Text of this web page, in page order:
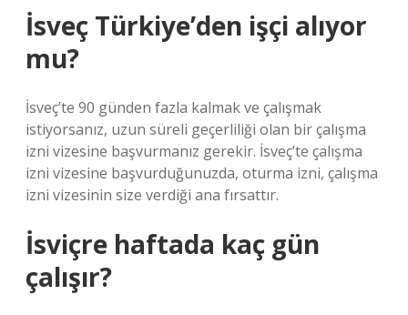
İsveç Türkiye’den işçi alıyor
mu?
İsveç’te 90 günden fazla kalmak ve çalışmak
istiyorsanız, uzun süreli geçerliliği olan bir çalışma
izni vizesine başvurmanız gerekir. İsveç’te çalışma
izni vizesine başvurduğunuzda, oturma izni, çalışma
izni vizesinin size verdiği ana fırsattır.
İsviçre haftada kaç gün
çalışır?